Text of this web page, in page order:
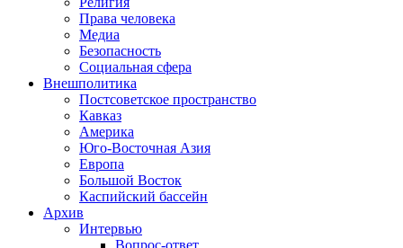
Права человека
Медиа
Безопасность
Социальная сфера
Внешполитика
Постсоветское пространство
Кавказ
Америка
Юго-Восточная Азия
Европа
Большой Восток
Каспийский бассейн
Архив
Интервью
Вопрос-ответ